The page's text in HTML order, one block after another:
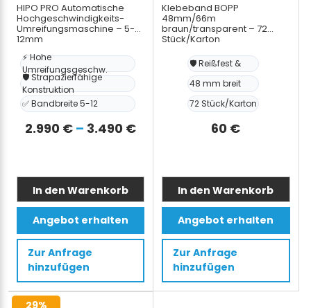
HIPO PRO Automatische
Hochgeschwindigkeits-
Umreifungsmaschine – 5-
12mm
⚡ Hohe
Umreifungsgeschw.
🛡️ Strapazierfähige
Konstruktion
✅ Bandbreite 5-12
2.990 € – 3.490 €Preisspanne:
3.490 €
In den Warenkorb
Dieses
Produkt
weist
mehrere
Varianten
auf.
Angebot erhalten
Zur Anfrage
hinzufügen
Klebeband BOPP
48mm/66m
braun/transparent – 72
Stück/Karton
🛡️ Reißfest &
48 mm breit
72 Stück/Karton
60 €
In den Warenkorb
Dieses
Produkt
weist
mehrere
Varianten
auf.
Angebot erhalten
Zur Anfrage
hinzufügen